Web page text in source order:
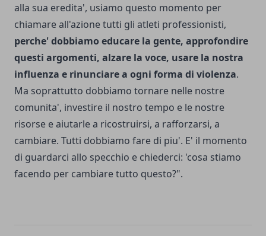
alla sua eredita', usiamo questo momento per
chiamare all'azione tutti gli atleti professionisti,
perche' dobbiamo educare la gente, approfondire
questi argomenti, alzare la voce, usare la nostra
influenza e rinunciare a ogni forma di violenza.
Ma soprattutto dobbiamo tornare nelle nostre
comunita', investire il nostro tempo e le nostre
risorse e aiutarle a ricostruirsi, a rafforzarsi, a
cambiare. Tutti dobbiamo fare di piu'. E' il momento
di guardarci allo specchio e chiederci: 'cosa stiamo
facendo per cambiare tutto questo?".